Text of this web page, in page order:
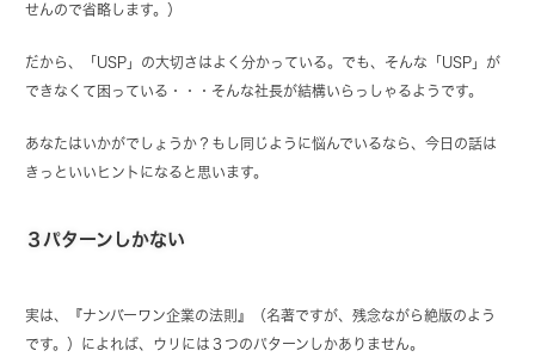
せんので省略します。）
だから、「USP」の大切さはよく分かっている。でも、そんな「USP」が
できなくて困っている・・・そんな社長が結構いらっしゃるようです。
あなたはいかがでしょうか？もし同じように悩んでいるなら、今日の話は
きっといいヒントになると思います。
３パターンしかない
実は、『ナンバーワン企業の法則』（名著ですが、残念ながら絶版のよう
です。）によれば、ウリには３つのパターンしかありません。